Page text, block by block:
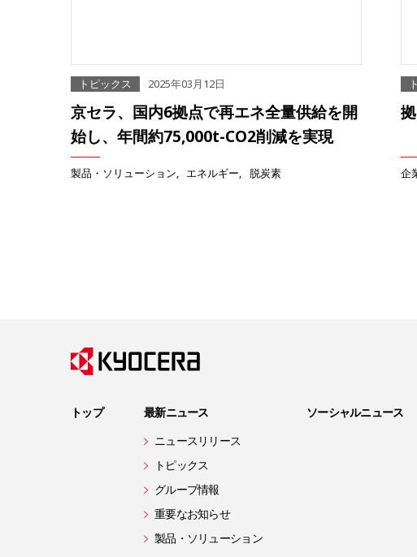
トピックス 2025年03月12日
京セラ、国内6拠点で再エネ全量供給を開
始し、年間約75,000t-CO2削減を実現
製品・ソリューション エネルギー 脱炭素 企
トップ
最新ニュース
ニュースリリース
トピックス
グループ情報
重要なお知らせ
製品・ソリューション
ソーシャルニュース